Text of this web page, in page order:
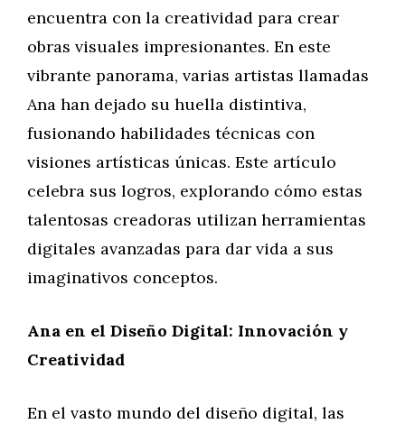
encuentra con la creatividad para crear
obras visuales impresionantes. En este
vibrante panorama, varias artistas llamadas
Ana han dejado su huella distintiva,
fusionando habilidades técnicas con
visiones artísticas únicas. Este artículo
celebra sus logros, explorando cómo estas
talentosas creadoras utilizan herramientas
digitales avanzadas para dar vida a sus
imaginativos conceptos.
Ana en el Diseño Digital: Innovación y
Creatividad
En el vasto mundo del diseño digital, las